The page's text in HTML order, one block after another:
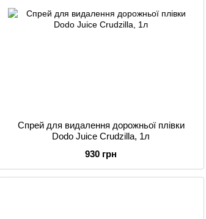
Спрей для видалення дорожньої плівки
Dodo Juice Crudzilla, 1л
930 грн